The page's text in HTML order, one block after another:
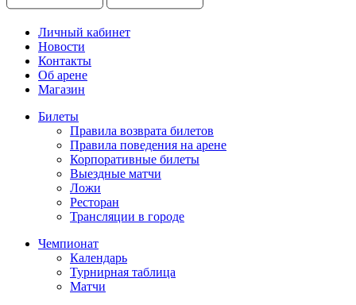
Личный кабинет
Новости
Контакты
Об арене
Магазин
Билеты
Правила возврата билетов
Правила поведения на арене
Корпоративные билеты
Выездные матчи
Ложи
Ресторан
Трансляции в городе
Чемпионат
Календарь
Турнирная таблица
Матчи